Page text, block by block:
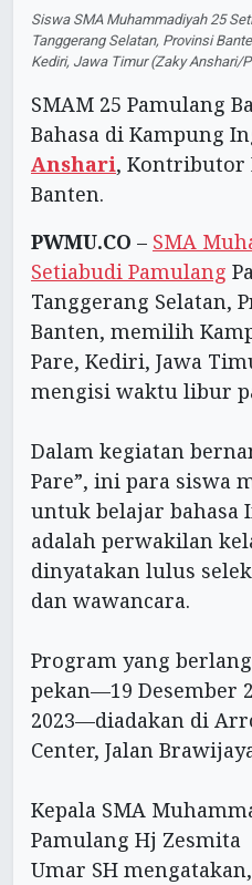
Siswa SMA Muhammadiyah 25
Tanggerang Selatan, Provinsi
Kediri, Jawa Timur (Zaky Anshari/
SMAM 25 Pamulang
Bahasa di Kampung
Anshari, Kontributor
Banten.
PWMU.CO – SMA
Setiabudi Pamulang
Tanggerang Selatan,
Banten, memilih
Pare, Kediri, Jawa
mengisi waktu libur
Dalam kegiatan
Pare”, ini para siswa
untuk belajar bahasa
adalah perwakilan
dinyatakan lulus
dan wawancara.
Program yang
pekan—19 Desember
2023—diadakan di
Center, Jalan
Kepala SMA
Pamulang Hj Zesmita
Umar SH